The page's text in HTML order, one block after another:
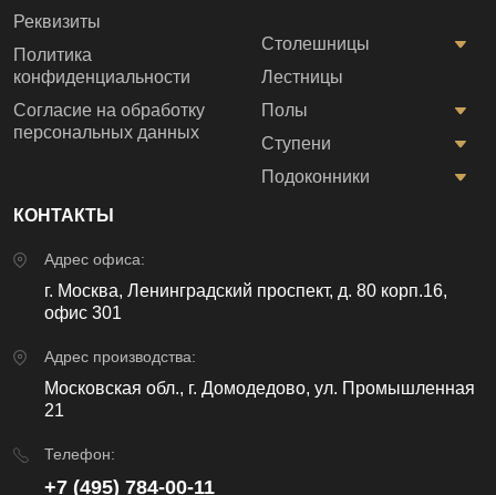
Реквизиты
Политика
конфиденциальности
Согласие на обработку
персональных данных
Столешницы
Лестницы
Полы
Ступени
Подоконники
КОНТАКТЫ
Адрес офиса:
г. Москва, Ленинградский проспект, д. 80 корп.16,
офис 301
Адрес производства:
Московская обл., г. Домодедово, ул. Промышленная
21
Телефон:
+7 (495) 784-00-11